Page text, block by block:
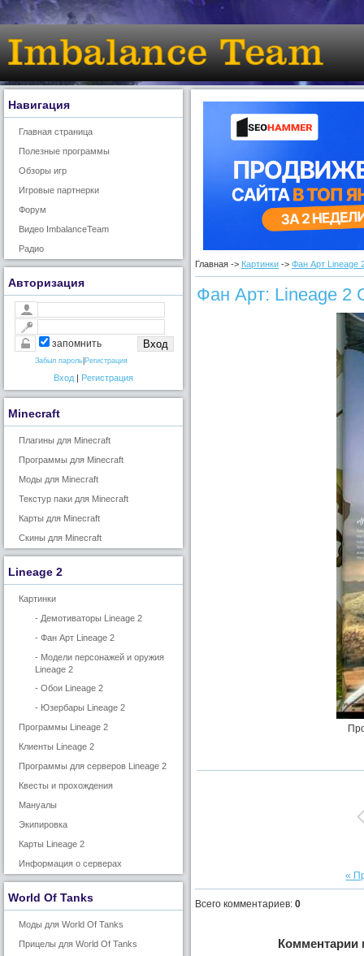
Навигация
Главная страница
Полезные программы
Обзоры игр
Игровые партнерки
Форум
Видео ImbalanceTeam
Радио
Авторизация
запомнить
Забыл пароль Регистрация
Вход | Регистрация
Minecraft
Плагины для Minecraft
Программы для Minecraft
Моды для Minecraft
Текстур паки для Minecraft
Карты для Minecraft
Скины для Minecraft
Lineage 2
Картинки
- Демотиваторы Lineage 2
- Фан Арт Lineage 2
- Модели персонажей и оружия
Lineage 2
- Обои Lineage 2
- Юзербары Lineage 2
Программы Lineage 2
Клиенты Lineage 2
Программы для серверов Lineage 2
Квесты и прохождения
Мануалы
Экипировка
Карты Lineage 2
Информация о серверах
World Of Tanks
Моды для World Of Tanks
Прицелы для World Of Tanks
Главная -> Картинки -> Фан Арт Lineage
Фан Арт: Lineage 2
«
Всего комментариев: 0
Комментарии